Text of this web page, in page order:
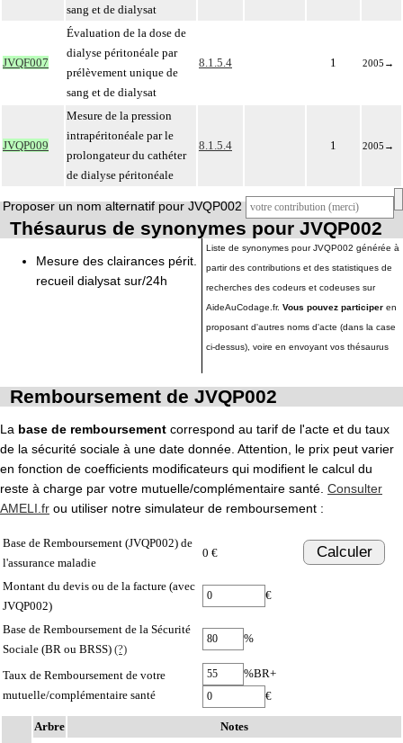
sang et de dialysat
JVQF007
Évaluation de la dose de
dialyse péritonéale par
prélèvement unique de
sang et de dialysat
8.1.5.4 1 2005 →
JVQP009
Mesure de la pression
intrapéritonéale par le
prolongateur du cathéter
de dialyse péritonéale
8.1.5.4 1 2005 →
Proposer un nom alternatif pour JVQP002
Thésaurus de synonymes pour JVQP002
Mesure des clairances périt.
recueil dialysat sur/24h
Liste de synonymes pour JVQP002 générée à
partir des contributions et des statistiques de
recherches des codeurs et codeuses sur
AideAuCodage.fr. Vous pouvez participer en
proposant d'autres noms d'acte (dans la case
ci-dessus), voire en envoyant vos thésaurus
Remboursement de JVQP002
La base de remboursement correspond au tarif de l'acte et du taux
de la sécurité sociale à une date donnée. Attention, le prix peut varier
en fonction de coefficients modificateurs qui modifient le calcul du
reste à charge par votre mutuelle/complémentaire santé. Consulter
AMELI.fr ou utiliser notre simulateur de remboursement :
Base de Remboursement (JVQP002) de
l'assurance maladie
0 € Calculer
Montant du devis ou de la facture (avec
JVQP002)
€
Base de Remboursement de la Sécurité
Sociale (BR ou BRSS) (?)
%
Taux de Remboursement de votre
mutuelle/complémentaire santé
%BR+
€
Arbre Notes